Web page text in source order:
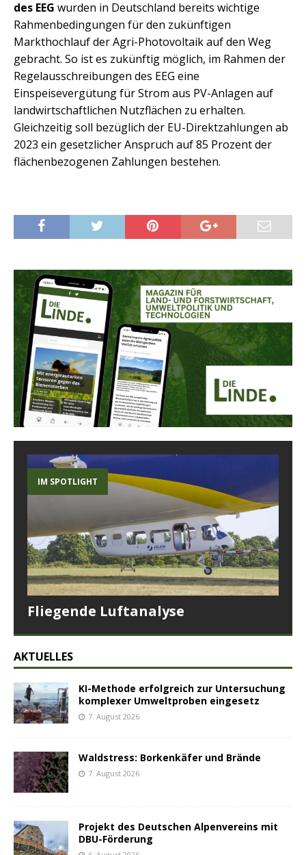
des EEG wurden in Deutschland bereits wichtige
Rahmenbedingungen für den zukünftigen
Markthochlauf der Agri-Photovoltaik auf den Weg
gebracht. So ist es zukünftig möglich, im Rahmen der
Regelausschreibungen des EEG eine
Einspeisevergütung für Strom aus PV-Anlagen auf
landwirtschaftlichen Nutzflächen zu erhalten.
Gleichzeitig soll bezüglich der EU-Direktzahlungen ab
2023 ein gesetzlicher Anspruch auf 85 Prozent der
flächenbezogenen Zahlungen bestehen.
IM SPOTLIGHT
Fliegende Luftanalyse
AKTUELLES
KI-Methode erfolgreich zur Untersuchung
komplexer Umweltproben eingesetz
7. August 2026
Waldstress: Borkenkäfer und Brände
7. August 2026
Projekt des Deutschen Alpenvereins mit
DBU-Förderung